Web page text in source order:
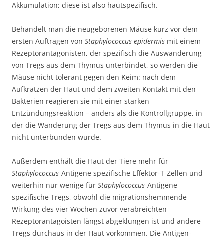
Akkumulation; diese ist also hautspezifisch.
Behandelt man die neugeborenen Mäuse kurz vor dem
ersten Auftragen von Staphylococcus epidermis mit einem
Rezeptorantagonisten, der spezifisch die Auswanderung
von Tregs aus dem Thymus unterbindet, so werden die
Mäuse nicht tolerant gegen den Keim: nach dem
Aufkratzen der Haut und dem zweiten Kontakt mit den
Bakterien reagieren sie mit einer starken
Entzündungsreaktion – anders als die Kontrollgruppe, in
der die Wanderung der Tregs aus dem Thymus in die Haut
nicht unterbunden wurde.
Außerdem enthält die Haut der Tiere mehr für
Staphylococcus-Antigene spezifische Effektor-T-Zellen und
weiterhin nur wenige für Staphylococcus-Antigene
spezifische Tregs, obwohl die migrationshemmende
Wirkung des vier Wochen zuvor verabreichten
Rezeptorantagoisten längst abgeklungen ist und andere
Tregs durchaus in der Haut vorkommen. Die Antigen-